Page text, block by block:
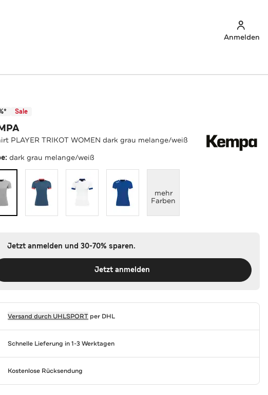
Anmelden
Sale
PLAYER TRIKOT WOMEN dark grau melange/weiß
dark grau melange/weiß
mehr
Farben
Jetzt anmelden und 30-70% sparen.
Jetzt anmelden
Versand durch UHLSPORT per DHL
Schnelle Lieferung in 1-3 Werktagen
Kostenlose Rücksendung